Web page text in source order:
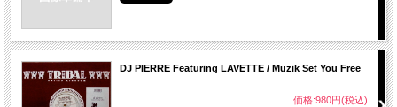
DJ PIERRE Featuring LAVETTE / Muzik Set You Free
価格:980円(税込)